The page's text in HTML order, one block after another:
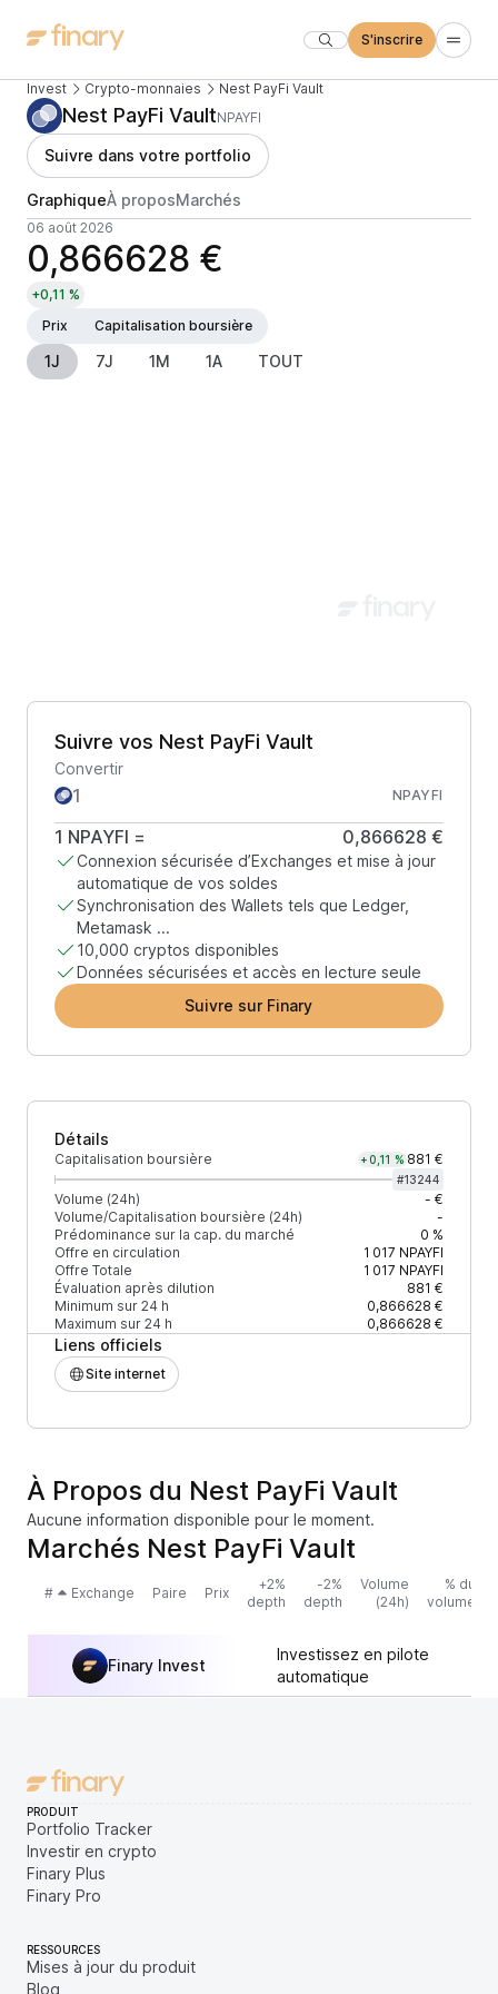
S'inscrire
Invest Crypto-monnaies Nest PayFi Vault
Nest PayFi VaultNPAYFI
Suivre dans votre portfolio
GraphiqueÀ proposMarchés
06 août 2026
0,866628 €
+0,11 %
Prix
Capitalisation boursière
1J 7J 1M 1A TOUT
Suivre vos Nest PayFi Vault
Convertir
NPAYFI
1 NPAYFI = 0,866628 €
Connexion sécurisée d’Exchanges et mise à jour
automatique de vos soldes
Synchronisation des Wallets tels que Ledger,
Metamask ...
10,000 cryptos disponibles
Données sécurisées et accès en lecture seule
Suivre sur Finary
Détails
Capitalisation boursière +0,11 % 881 €
#13244
Volume (24h)
- €
Volume/Capitalisation boursière (24h)
-
Prédominance sur la cap. du marché
0 %
Offre en circulation
1 017 NPAYFI
Offre Totale
1 017 NPAYFI
Évaluation après dilution
881 €
Minimum sur 24 h
0,866628 €
Maximum sur 24 h
0,866628 €
Liens officiels
Site internet
À Propos du Nest PayFi Vault
Aucune information disponible pour le moment.
Marchés Nest PayFi Vault
# Exchange Paire Prix
+2%
depth
-2%
depth
Volume
(24h)
% du
volume
Finary Invest
Investissez en pilote
automatique
PRODUIT
Portfolio Tracker
Investir en crypto
Finary Plus
Finary Pro
RESSOURCES
Mises à jour du produit
Blog